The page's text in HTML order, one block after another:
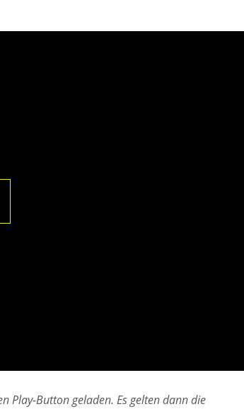
Play-Button geladen. Es gelten dann die